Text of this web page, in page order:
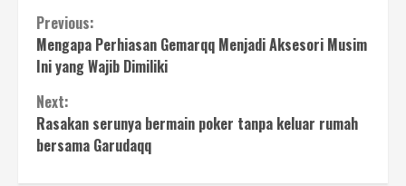
Continue
Reading
Previous:
Mengapa Perhiasan Gemarqq Menjadi Aksesori Musim
Ini yang Wajib Dimiliki
Next:
Rasakan serunya bermain poker tanpa keluar rumah
bersama Garudaqq